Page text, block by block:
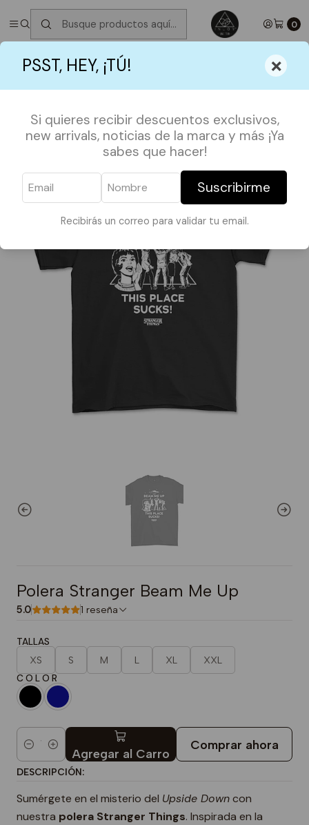
PSST, HEY, ¡TÚ! ×
Si quieres recibir descuentos exclusivos,
new arrivals, noticias de la marca y más ¡Ya
sabes que hacer!
Suscribirme
Recibirás un correo para validar tu email.
0
✮ ⋆ ˚｡𖦹 ⋆｡°✩Próximos Despachos jueves 6 de Agosto
°✩
SHOP BY FANDOMS
Polera Stranger Beam Me Up
Polera Stranger Beam Me Up
5.0 1 reseña
TALLAS
XS S M L XL XXL
C O L O R
Cantidad Agregar al Carro
Comprar ahora
DESCRIPCIÓN:
Sumérgete en el misterio del Upside Downcon
nuestra polera Stranger Things. Inspirada en la